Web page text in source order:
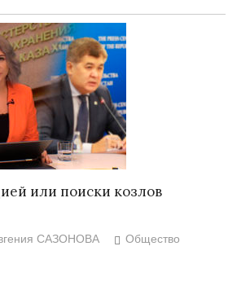
или поиски козлов
САЗОНОВА
Общество